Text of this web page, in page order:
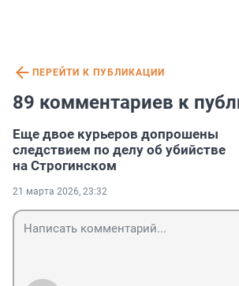
ПЕРЕЙТИ К ПУБЛИКАЦИИ
89 комментариев к
Еще двое курьеров допрошены
следствием по делу об убийстве
на Строгинском
21 марта 2026, 23:32